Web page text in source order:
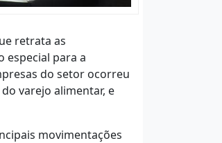
retrata as
especial para a
do setor ocorreu
varejo alimentar, e
movimentações